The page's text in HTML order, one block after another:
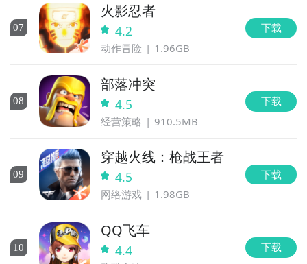
07
火影忍者
4.2
动作冒险 1.96GB
下载
08
部落冲突
4.5
经营策略 910.5MB
下载
09
穿越火线：枪战王者
4.5
网络游戏 1.98GB
下载
10
QQ飞车
4.4 下载